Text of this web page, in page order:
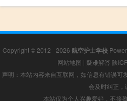
Copyright © 2012 - 2026 航空护士学校
网站地图 | 疑难解答 陕
声明：本站内容来自互联网，如信息有错误可
会及时纠正，
本站仅为个人兴趣爱好，不接